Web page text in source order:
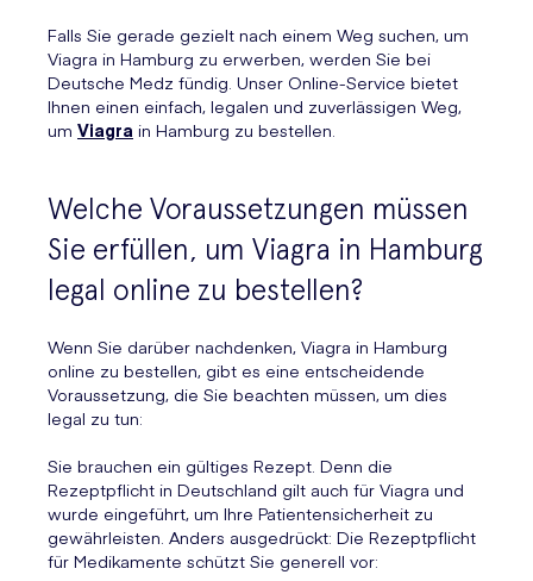
Falls Sie gerade gezielt nach einem Weg suchen, um
Viagra in Hamburg zu erwerben, werden Sie bei
Deutsche Medz fündig. Unser Online-Service bietet
Ihnen einen einfach, legalen und zuverlässigen Weg,
um Viagra in Hamburg zu bestellen.
Welche Voraussetzungen müssen
Sie erfüllen, um Viagra in Hamburg
legal online zu bestellen?
Wenn Sie darüber nachdenken, Viagra in Hamburg
online zu bestellen, gibt es eine entscheidende
Voraussetzung, die Sie beachten müssen, um dies
legal zu tun:
Sie brauchen ein gültiges Rezept. Denn die
Rezeptpflicht in Deutschland gilt auch für Viagra und
wurde eingeführt, um Ihre Patientensicherheit zu
gewährleisten. Anders ausgedrückt: Die Rezeptpflicht
für Medikamente schützt Sie generell vor: